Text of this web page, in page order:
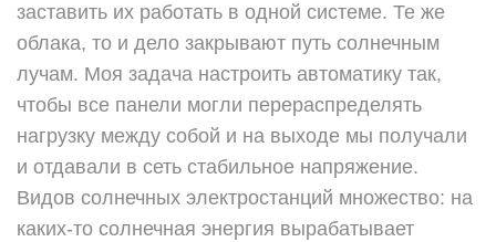
заставить их работать в одной системе. Те же
облака, то и дело закрывают путь солнечным
лучам. Моя задача настроить автоматику так,
чтобы все панели могли перераспределять
нагрузку между собой и на выходе мы получали
и отдавали в сеть стабильное напряжение.
Видов солнечных электростанций множество: на
каких-то солнечная энергия вырабатывает